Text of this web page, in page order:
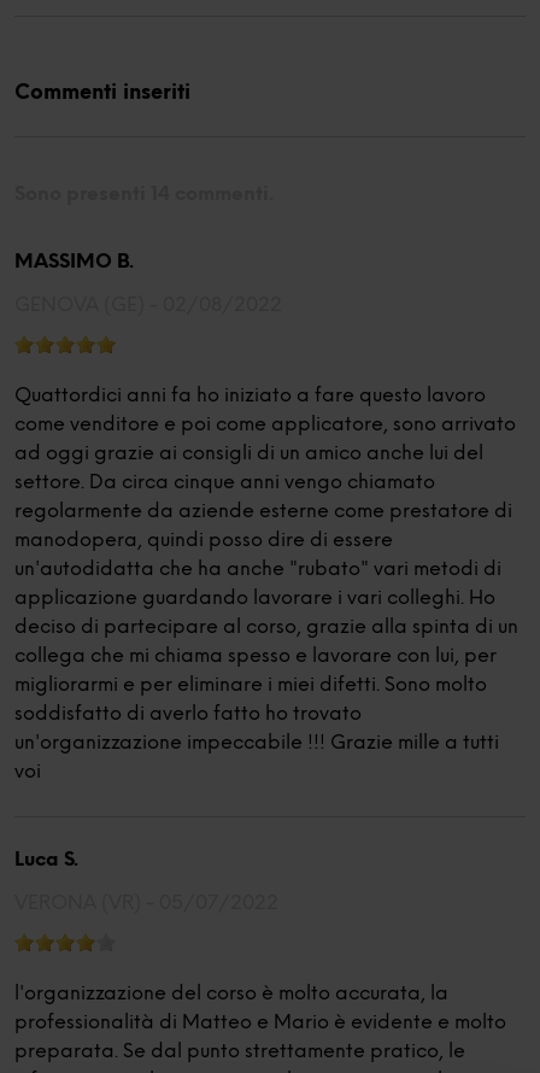
Commenti inseriti
MASSIMO B.
Quattordici anni fa ho iniziato a fare questo lavoro
come venditore e poi come applicatore, sono arrivato
ad oggi grazie ai consigli di un amico anche lui del
settore. Da circa cinque anni vengo chiamato
regolarmente da aziende esterne come prestatore di
manodopera, quindi posso dire di essere
un'autodidatta che ha anche "rubato" vari metodi di
applicazione guardando lavorare i vari colleghi. Ho
deciso di partecipare al corso, grazie alla spinta di un
collega che mi chiama spesso e lavorare con lui, per
migliorarmi e per eliminare i miei difetti. Sono molto
soddisfatto di averlo fatto ho trovato
un'organizzazione impeccabile !!! Grazie mille a tutti
voi
Luca S.
l'organizzazione del corso è molto accurata, la
professionalità di Matteo e Mario è evidente e molto
preparata. Se dal punto strettamente pratico, le